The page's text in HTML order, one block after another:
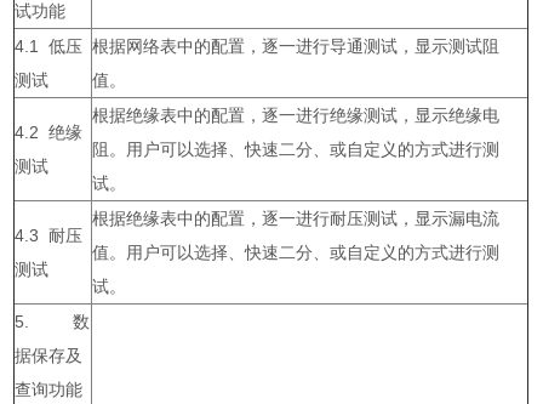
试功能
4.1 低压
测试
根据网络表中的配置，逐一进行导通测试，显示测试阻
值。
4.2 绝缘
测试
根据绝缘表中的配置，逐一进行绝缘测试，显示绝缘电
阻。用户可以选择、快速二分、或自定义的方式进行测
试。
4.3 耐压
测试
根据绝缘表中的配置，逐一进行耐压测试，显示漏电流
值。用户可以选择、快速二分、或自定义的方式进行测
试。
5. 数
据保存及
查询功能